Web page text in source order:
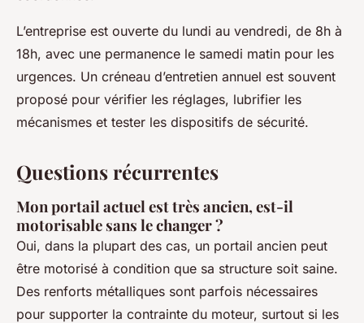
L’entreprise est ouverte du lundi au vendredi, de 8h à
18h, avec une permanence le samedi matin pour les
urgences. Un créneau d’entretien annuel est souvent
proposé pour vérifier les réglages, lubrifier les
mécanismes et tester les dispositifs de sécurité.
Questions récurrentes
Mon portail actuel est très ancien, est-il
motorisable sans le changer ?
Oui, dans la plupart des cas, un portail ancien peut
être motorisé à condition que sa structure soit saine.
Des renforts métalliques sont parfois nécessaires
pour supporter la contrainte du moteur, surtout si les